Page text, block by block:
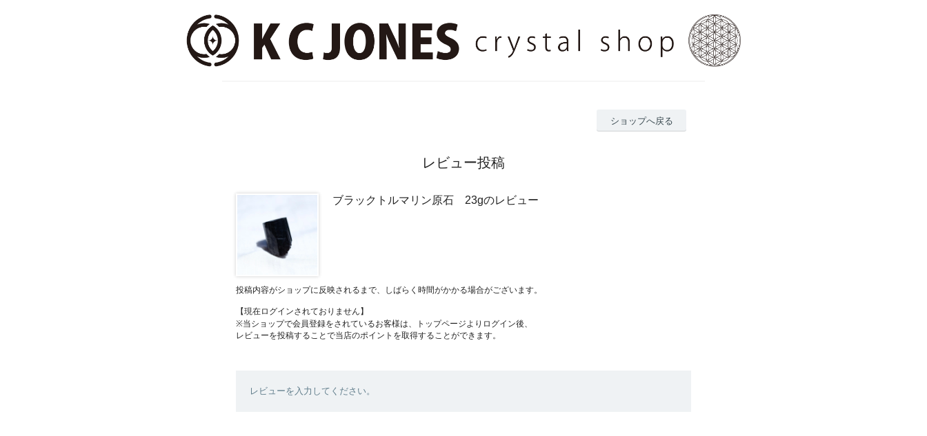
ショップへ戻る
レビュー投稿
ブラックトルマリン原石 23gのレビュー
投稿内容がショップに反映されるまで、しばらく時間がかかる場合がございます。
【現在ログインされておりません】
※当ショップで会員登録をされているお客様は、トップページよりログイン後、
レビューを投稿することで当店のポイントを取得することができます。
レビューを入力してください。